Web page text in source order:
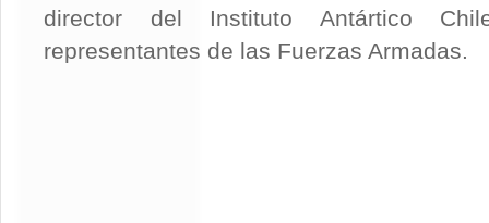
director del Instituto Antártico
representantes de las Fuerzas Armadas.